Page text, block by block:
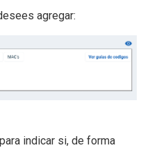
agregar:
indicar si, de forma